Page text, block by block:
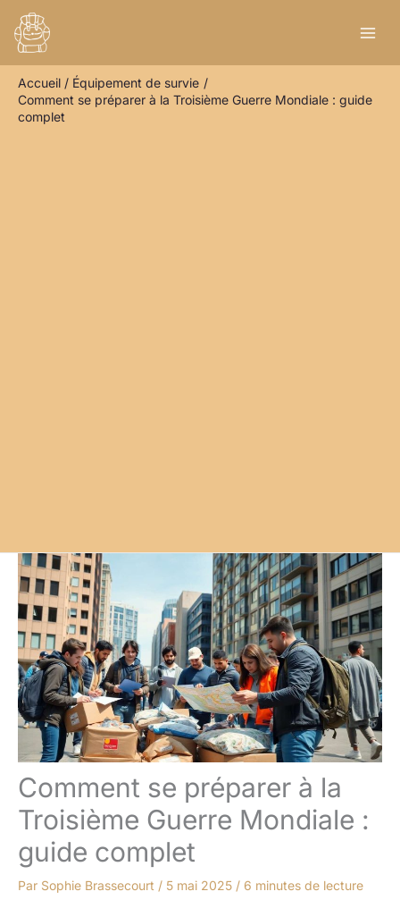
contenu
Accueil
Équipement de survie
Comment se préparer à la Troisième Guerre Mondiale : guide
complet
Comment se préparer à la
Troisième Guerre Mondiale :
guide complet
Par Sophie Brassecourt / 5 mai 2025 / 6 minutes de lecture
e
h
e